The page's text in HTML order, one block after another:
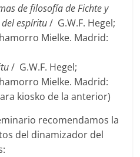
de filosofía de Fichte y
espíritu/ G.W.F. Hegel;
Mielke. Madrid:
/ G.W.F. Hegel;
Mielke. Madrid:
kiosko de la anterior)
recomendamos la
del dinamizador del